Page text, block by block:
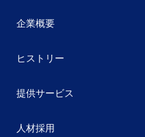
企業概要
ヒストリー
提供サービス
人材採用